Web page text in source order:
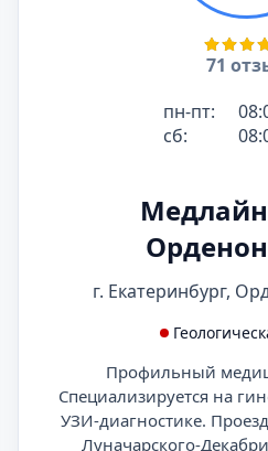
71
пн-пт:
сб:
г. Екатеринбург,
Профильный
Специализируется на
УЗИ-диагностике.
Луначарского-